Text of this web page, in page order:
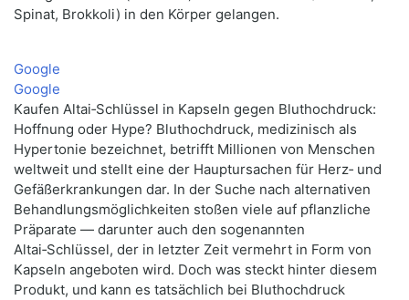
Spinat, Brokkoli) in den Körper gelangen.
Google
Google
Kaufen Altai‑Schlüssel in Kapseln gegen Bluthochdruck:
Hoffnung oder Hype? Bluthochdruck, medizinisch als
Hypertonie bezeichnet, betrifft Millionen von Menschen
weltweit und stellt eine der Hauptursachen für Herz‑ und
Gefäßerkrankungen dar. In der Suche nach alternativen
Behandlungsmöglichkeiten stoßen viele auf pflanzliche
Präparate — darunter auch den sogenannten
Altai‑Schlüssel, der in letzter Zeit vermehrt in Form von
Kapseln angeboten wird. Doch was steckt hinter diesem
Produkt, und kann es tatsächlich bei Bluthochdruck